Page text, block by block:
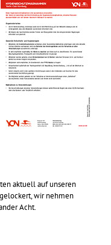
aktuell auf unseren
wir nehmen
Acht.